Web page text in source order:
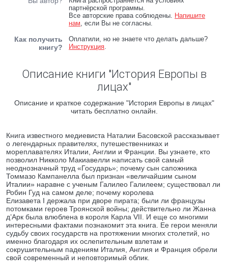
партнёрской программы.
Все авторские права соблюдены. Напишите
нам, если Вы не согласны.
Как получить
книгу?
Оплатили, но не знаете что делать дальше?
Инструкция.
Описание книги "История Европы в
лицах"
Описание и краткое содержание "История Европы в лицах"
читать бесплатно онлайн.
Книга известного медиевиста Наталии Басовской рассказывает
о легендарных правителях, путешественниках и
мореплавателях Италии, Англии и Франции. Вы узнаете, кто
позволил Никколо Макиавелли написать свой самый
неоднозначный труд «Государь»; почему сын сапожника
Томмазо Кампанелла был признан «величайшим сыном
Италии» наравне с ученым Галилео Галилеем; существовал ли
Робин Гуд на самом деле; почему королева
Елизавета I держала при дворе пирата; были ли французы
потомками героев Троянской войны; действительно ли Жанна
д’Арк была влюблена в короля Карла VII. И еще со многими
интересными фактами познакомит эта книга. Ее герои меняли
судьбу своих государств на протяжении многих столетий, но
именно благодаря их ослепительным взлетам и
сокрушительным падениям Италия, Англия и Франция обрели
свой современный и неповторимый облик.